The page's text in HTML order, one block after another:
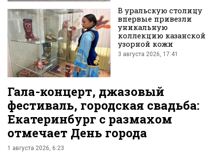
В уральскую столицу
впервые привезли
уникальную
коллекцию казанской
узорной кожи
3 августа 2026, 17:41
Гала-концерт, джазовый
фестиваль, городская свадьба:
Екатеринбург с размахом
отмечает День города
1 августа 2026, 6:23